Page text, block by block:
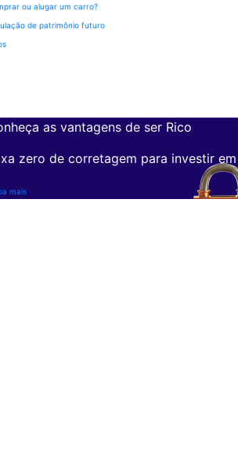
ou alugar um carro?
de patrimônio futuro
as vantagens de ser Rico
zero de corretagem para investir
mais